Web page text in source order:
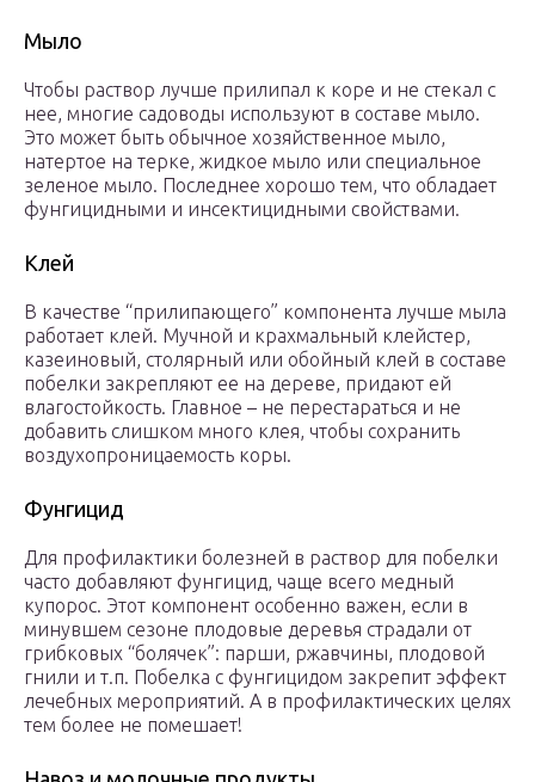
Мыло
Чтобы раствор лучше прилипал к коре и не стекал с
нее, многие садоводы используют в составе мыло.
Это может быть обычное хозяйственное мыло,
натертое на терке, жидкое мыло или специальное
зеленое мыло. Последнее хорошо тем, что обладает
фунгицидными и инсектицидными свойствами.
Клей
В качестве “прилипающего” компонента лучше мыла
работает клей. Мучной и крахмальный клейстер,
казеиновый, столярный или обойный клей в составе
побелки закрепляют ее на дереве, придают ей
влагостойкость. Главное – не перестараться и не
добавить слишком много клея, чтобы сохранить
воздухопроницаемость коры.
Фунгицид
Для профилактики болезней в раствор для побелки
часто добавляют фунгицид, чаще всего медный
купорос. Этот компонент особенно важен, если в
минувшем сезоне плодовые деревья страдали от
грибковых “болячек”: парши, ржавчины, плодовой
гнили и т.п. Побелка с фунгицидом закрепит эффект
лечебных мероприятий. А в профилактических целях
тем более не помешает!